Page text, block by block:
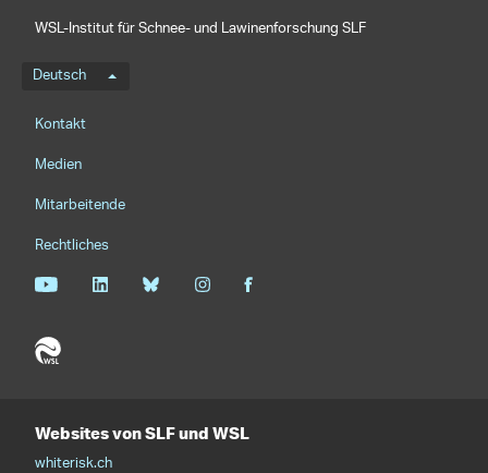
WSL-Institut für Schnee- und Lawinenforschung SLF
Sprachmenü
Deutsch
Footernavigation
Kontakt
Medien
Mitarbeitende
Rechtliches
Websites von SLF und WSL
whiterisk.ch